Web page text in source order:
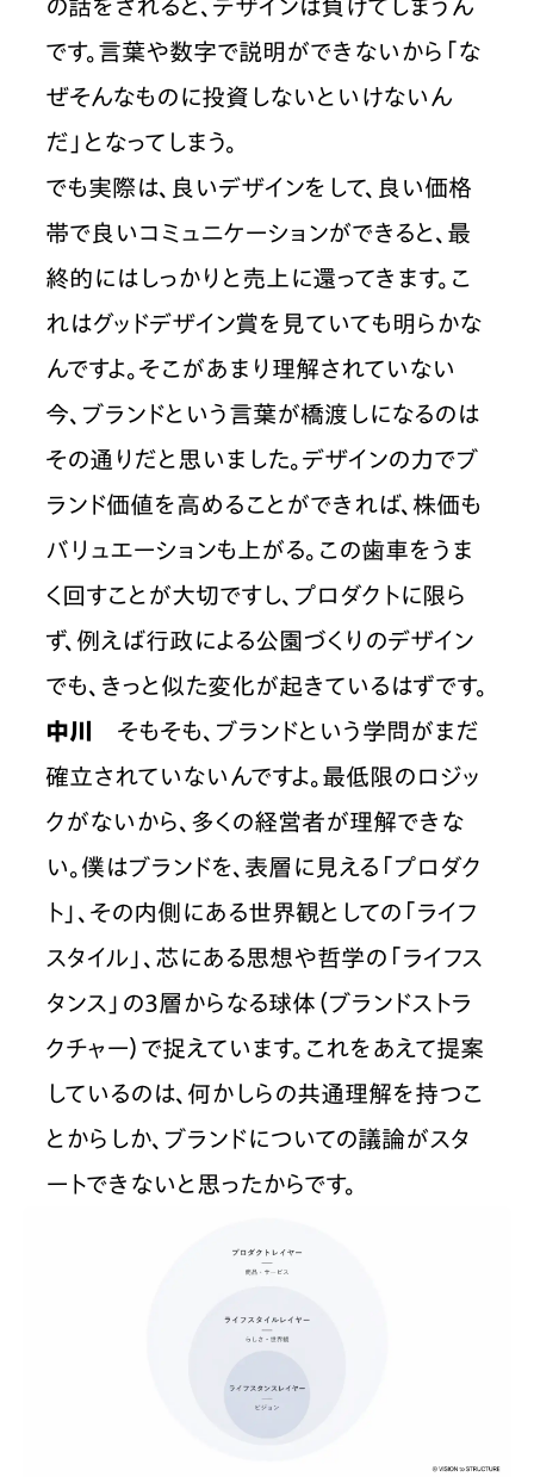
の話をされると、デザインは負けてしまうん
です。言葉や数字で説明ができないから「な
ぜそんなものに投資しないといけないん
だ」となってしまう。
でも実際は、良いデザインをして、良い価格
帯で良いコミュニケーションができると、最
終的にはしっかりと売上に還ってきます。こ
れはグッドデザイン賞を見ていても明らかな
んですよ。そこがあまり理解されていない
今、ブランドという言葉が橋渡しになるのは
その通りだと思いました。デザインの力でブ
ランド価値を高めることができれば、株価も
バリュエーションも上がる。この歯車をうま
く回すことが大切ですし、プロダクトに限ら
ず、例えば行政による公園づくりのデザイン
でも、きっと似た変化が起きているはずです。
中川
そもそも、ブランドという学問がまだ
確立されていないんですよ。最低限のロジッ
クがないから、多くの経営者が理解できな
い。僕はブランドを、表層に見える「プロダク
ト」、その内側にある世界観としての「ライフ
スタイル」、芯にある思想や哲学の「ライフス
タンス」の3層からなる球体（ブランドストラ
クチャー）で捉えています。これをあえて提案
しているのは、何かしらの共通理解を持つこ
とからしか、ブランドについての議論がスタ
ートできないと思ったからです。